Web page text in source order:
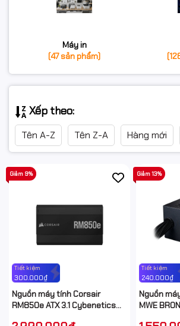
Máy in
(47 sản phẩm)
Xếp theo:
Tên A-Z Tên Z-A Hàng mới
Tiết kiệm
300.000₫
Giảm 9%
Nguồn máy tính Corsair
RM850e ATX 3.1 Cybenetics
Tiết kiệm
240.000₫
Giảm 13%
Nguồn
MWE